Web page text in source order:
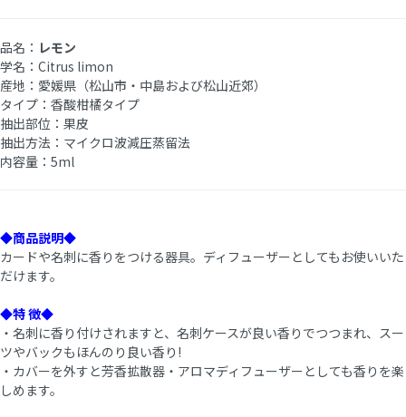
品名： レモン
学名：Citrus limon
産地：愛媛県（松山市・中島および松山近郊）
タイプ：香酸柑橘タイプ
抽出部位：果皮
抽出方法：マイクロ波減圧蒸留法
内容量：5ml
◆商品説明◆
カードや名刺に香りをつける器具。ディフューザーとしてもお使いいた
だけます。
◆特 徴◆
・名刺に香り付けされますと、名刺ケースが良い香りでつつまれ、スー
ツやバックもほんのり良い香り!
・カバーを外すと芳香拡散器・アロマディフューザーとしても香りを楽
しめます。